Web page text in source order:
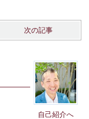
次の記事
自己紹介へ